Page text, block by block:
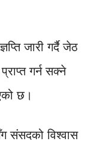
जारी गर्दै जेठ
गर्न सक्ने
छ।
संसदको विश्वास